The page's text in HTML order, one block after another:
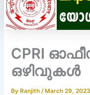
CPRI
ഒഴിവുകള്‍
ByRanjith /March 29, 2023